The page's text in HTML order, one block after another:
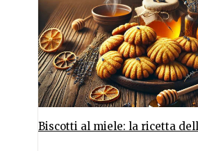
Biscotti al miele: la ricetta